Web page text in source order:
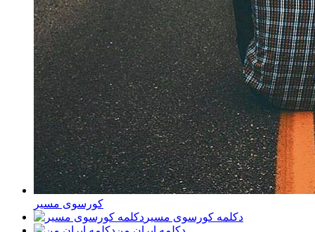
کورسوی مسیر
دکلمه کورسوی مسیر